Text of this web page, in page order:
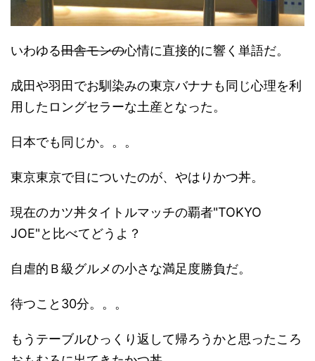
いわゆる田舎モンの心情に直接的に響く単語だ。
成田や羽田でお馴染みの東京バナナも同じ心理を利
用したロングセラーな土産となった。
日本でも同じか。。。
東京東京で目についたのが、やはりかつ丼。
現在のカツ丼タイトルマッチの覇者"TOKYO
JOE"と比べてどうよ？
自虐的Ｂ級グルメの小さな満足度勝負だ。
待つこと30分。。。
もうテーブルひっくり返して帰ろうかと思ったころ